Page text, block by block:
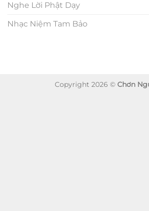
Nghe Lời Phật Dạy
Nhạc Niệm Tam Bảo
Copyright 2026 © Chơn